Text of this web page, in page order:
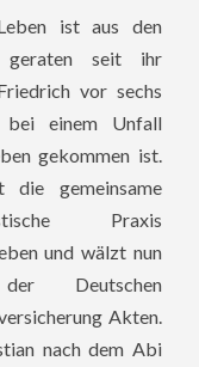
ist aus den
geraten seit ihr
vor sechs
bei einem Unfall
gekommen ist.
die gemeinsame
Praxis
und wälzt nun
Deutschen
Akten.
nach dem Abi